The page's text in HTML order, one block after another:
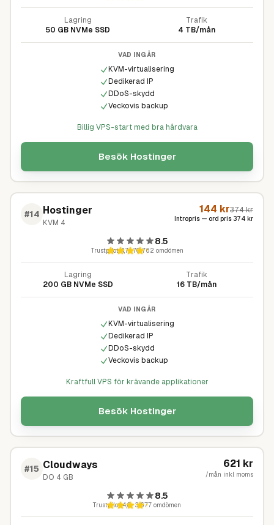
Lagring
50 GB NVMe SSD
Trafik
4 TB/mån
VAD INGÅR
KVM-virtualisering
Dedikerad IP
DDoS-skydd
Veckovis backup
Billig VPS-start med bra hårdvara
Besök Hostinger
#14 Hostinger
KVM 4
144 kr374kr
Intropris — ord pris 374 kr
8.5
Trustpilot4,7· 70 762 omdömen
Lagring
200 GB NVMe SSD
Trafik
16 TB/mån
VAD INGÅR
KVM-virtualisering
Dedikerad IP
DDoS-skydd
Veckovis backup
Kraftfull VPS för krävande applikationer
Besök Hostinger
#15 Cloudways
DO 4 GB
621 kr
/mån inkl moms
8.5
Trustpilot4,6· 3 677 omdömen